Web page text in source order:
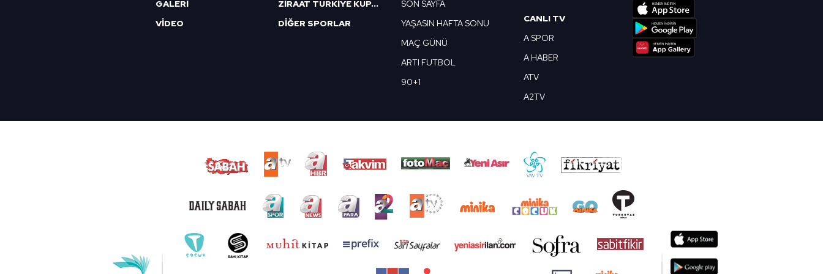
GALERİ
VİDEO
ZİRAAT TÜRKİYE KUPASI
DİĞER SPORLAR
SON SAYFA
YAŞASIN HAFTA SONU
MAÇ GÜNÜ
ARTI FUTBOL
90+1
CANLI TV
A SPOR
A HABER
ATV
A2TV